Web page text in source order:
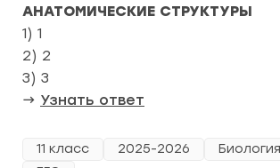
АНАТОМИЧЕСКИЕ СТРУКТУРЫ
1) 1
2) 2
3) 3
→ Узнать ответ
11 класс 2025-2026 Биология